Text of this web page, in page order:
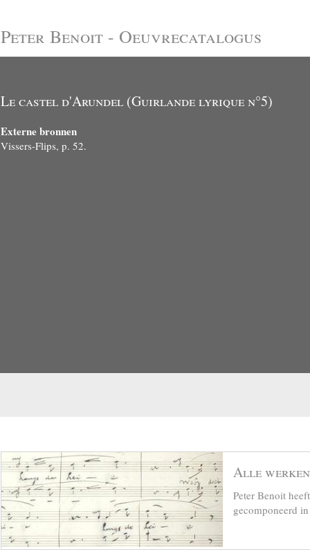
Peter Benoit - Oeuvrecatalogus
Le castel d'Arundel (Guirlande lyrique n°5)
Externe bronnen
Vissers-Flips, p. 52.
Alle werken
Peter Benoit
gecomponeerd